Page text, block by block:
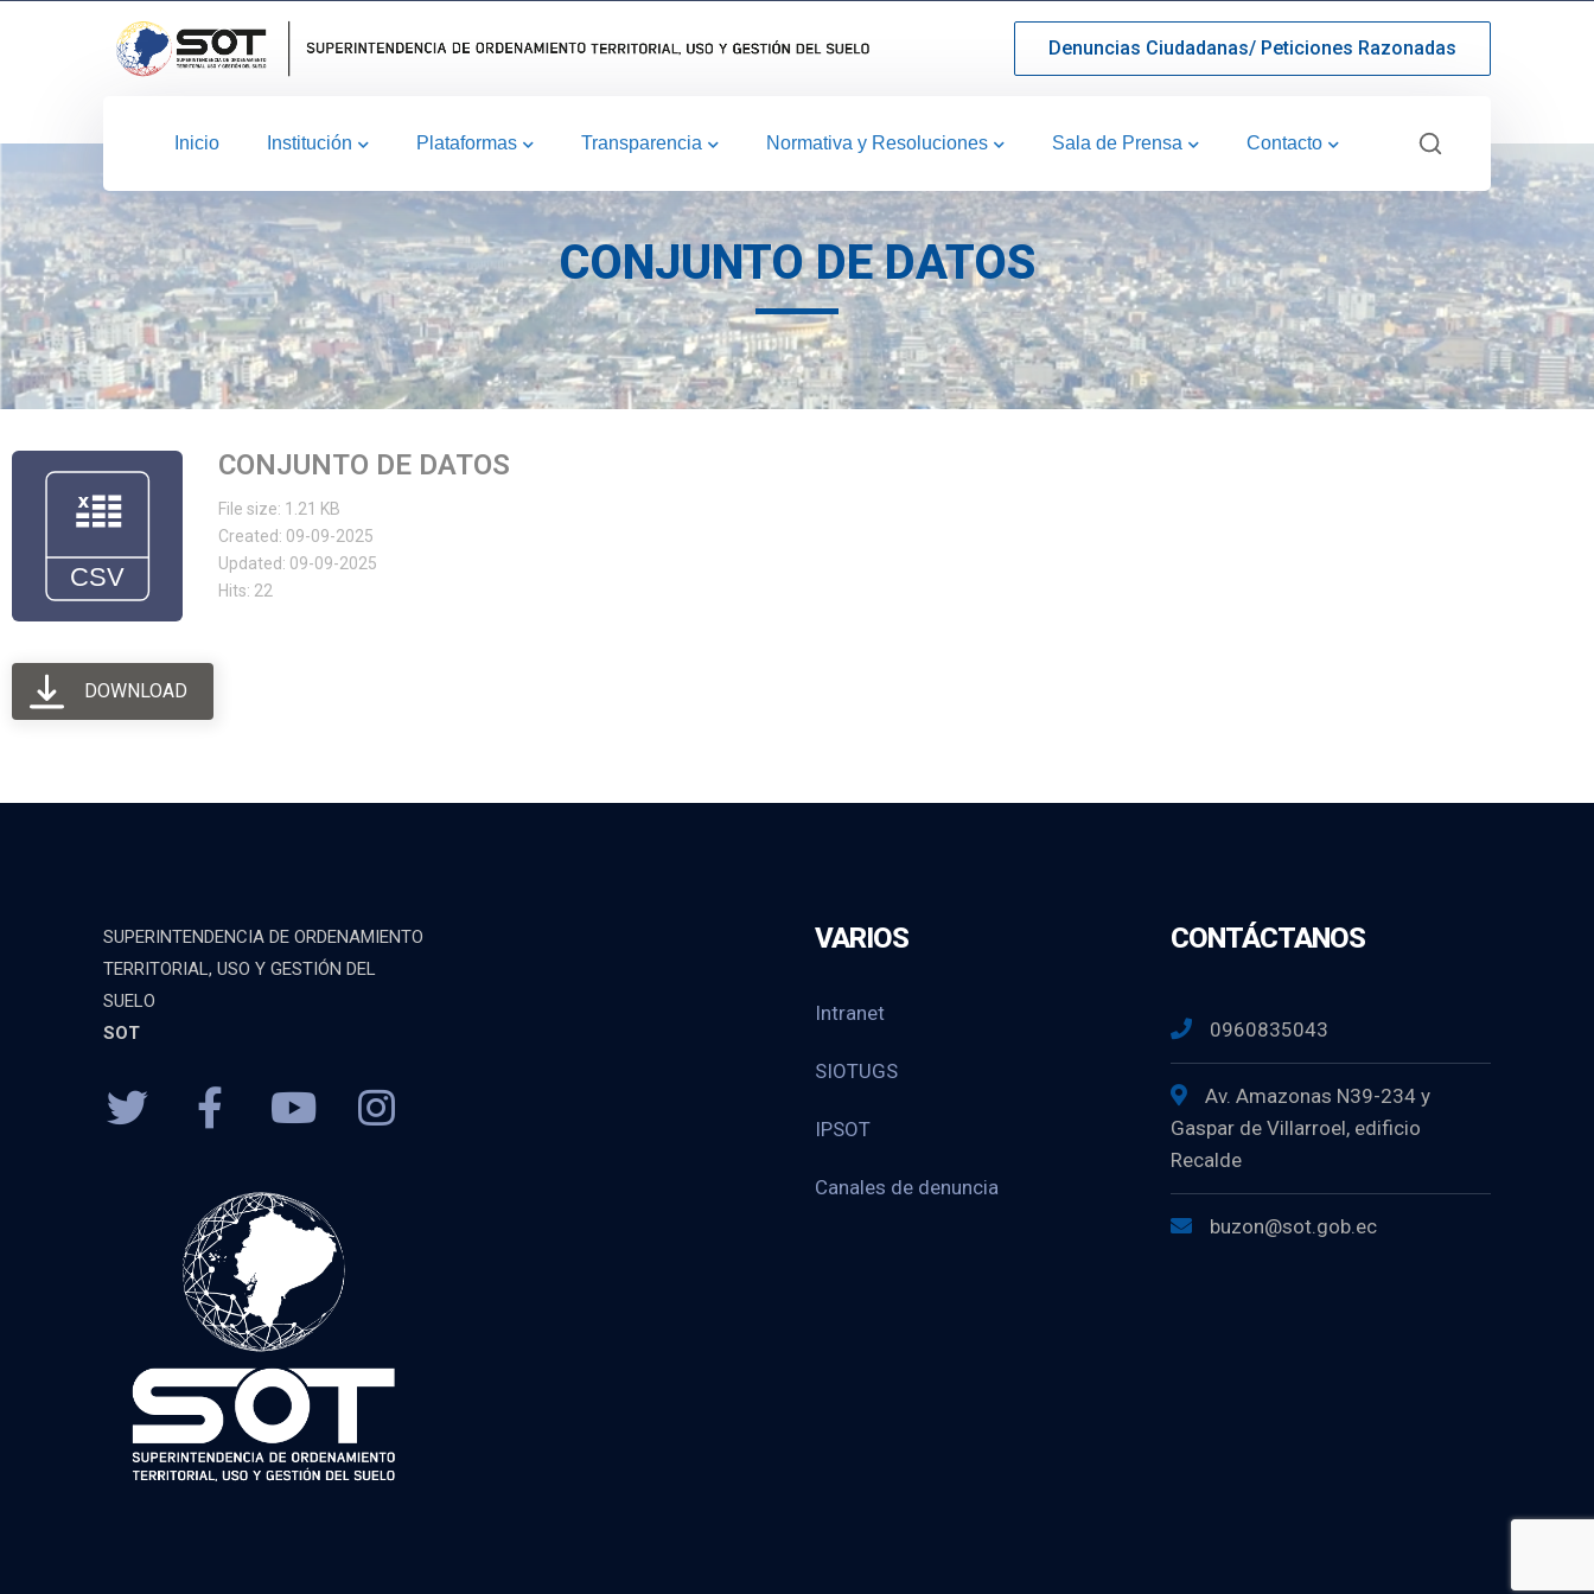
Denuncias Ciudadanas/ Peticiones Razonadas
Inicio Institución Plataformas Transparencia Normativa y Resoluciones Sala de Prensa Contacto
CONJUNTO DE DATOS
CONJUNTO DE DATOS
File size: 1.21 KB
Created: 09-09-2025
Updated: 09-09-2025
Hits: 22
DOWNLOAD
SUPERINTENDENCIA DE ORDENAMIENTO
TERRITORIAL, USO Y GESTIÓN DEL
SUELO
SOT
VARIOS
Intranet
SIOTUGS
IPSOT
Canales de denuncia
CONTÁCTANOS
0960835043
Av. Amazonas N39-234 y
Gaspar de Villarroel, edificio
Recalde
buzon@sot.gob.ec